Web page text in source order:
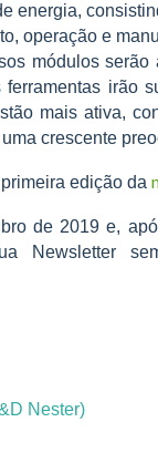
energia,
operação e
módulos
ferramentas irão
mais ativa,
crescente
edição da
de 2019 e,
Newsletter
Nester)